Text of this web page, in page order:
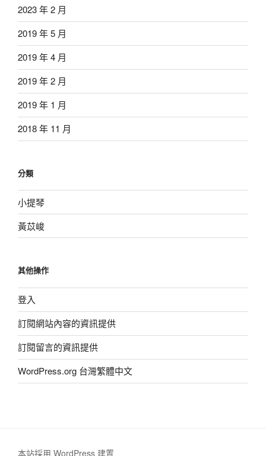
2023 年 2 月
2019 年 5 月
2019 年 4 月
2019 年 2 月
2019 年 1 月
2018 年 11 月
分類
小提琴
黃苡峻
其他操作
登入
訂閱網站內容的資訊提供
訂閱留言的資訊提供
WordPress.org 台灣繁體中文
本站採用 WordPress 建置